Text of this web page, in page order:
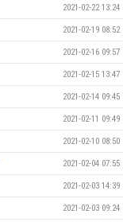
2021-02-22 13:24
2021-02-19 08:52
2021-02-16 09:57
2021-02-15 13:47
2021-02-14 09:45
2021-02-11 09:49
2021-02-10 08:50
2021-02-04 07:55
2021-02-03 14:39
2021-02-03 09:24